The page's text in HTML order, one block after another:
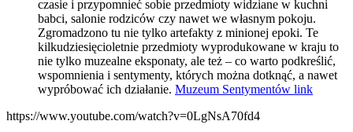
czasie i przypomnieć sobie przedmioty widziane w kuchni
babci, salonie rodziców czy nawet we własnym pokoju.
Zgromadzono tu nie tylko artefakty z minionej epoki. Te
kilkudziesięcioletnie przedmioty wyprodukowane w kraju to
nie tylko muzealne eksponaty, ale też – co warto podkreślić,
wspomnienia i sentymenty, których można dotknąć, a nawet
wypróbować ich działanie. Muzeum Sentymentów link
https://www.youtube.com/watch?v=0LgNsA70fd4